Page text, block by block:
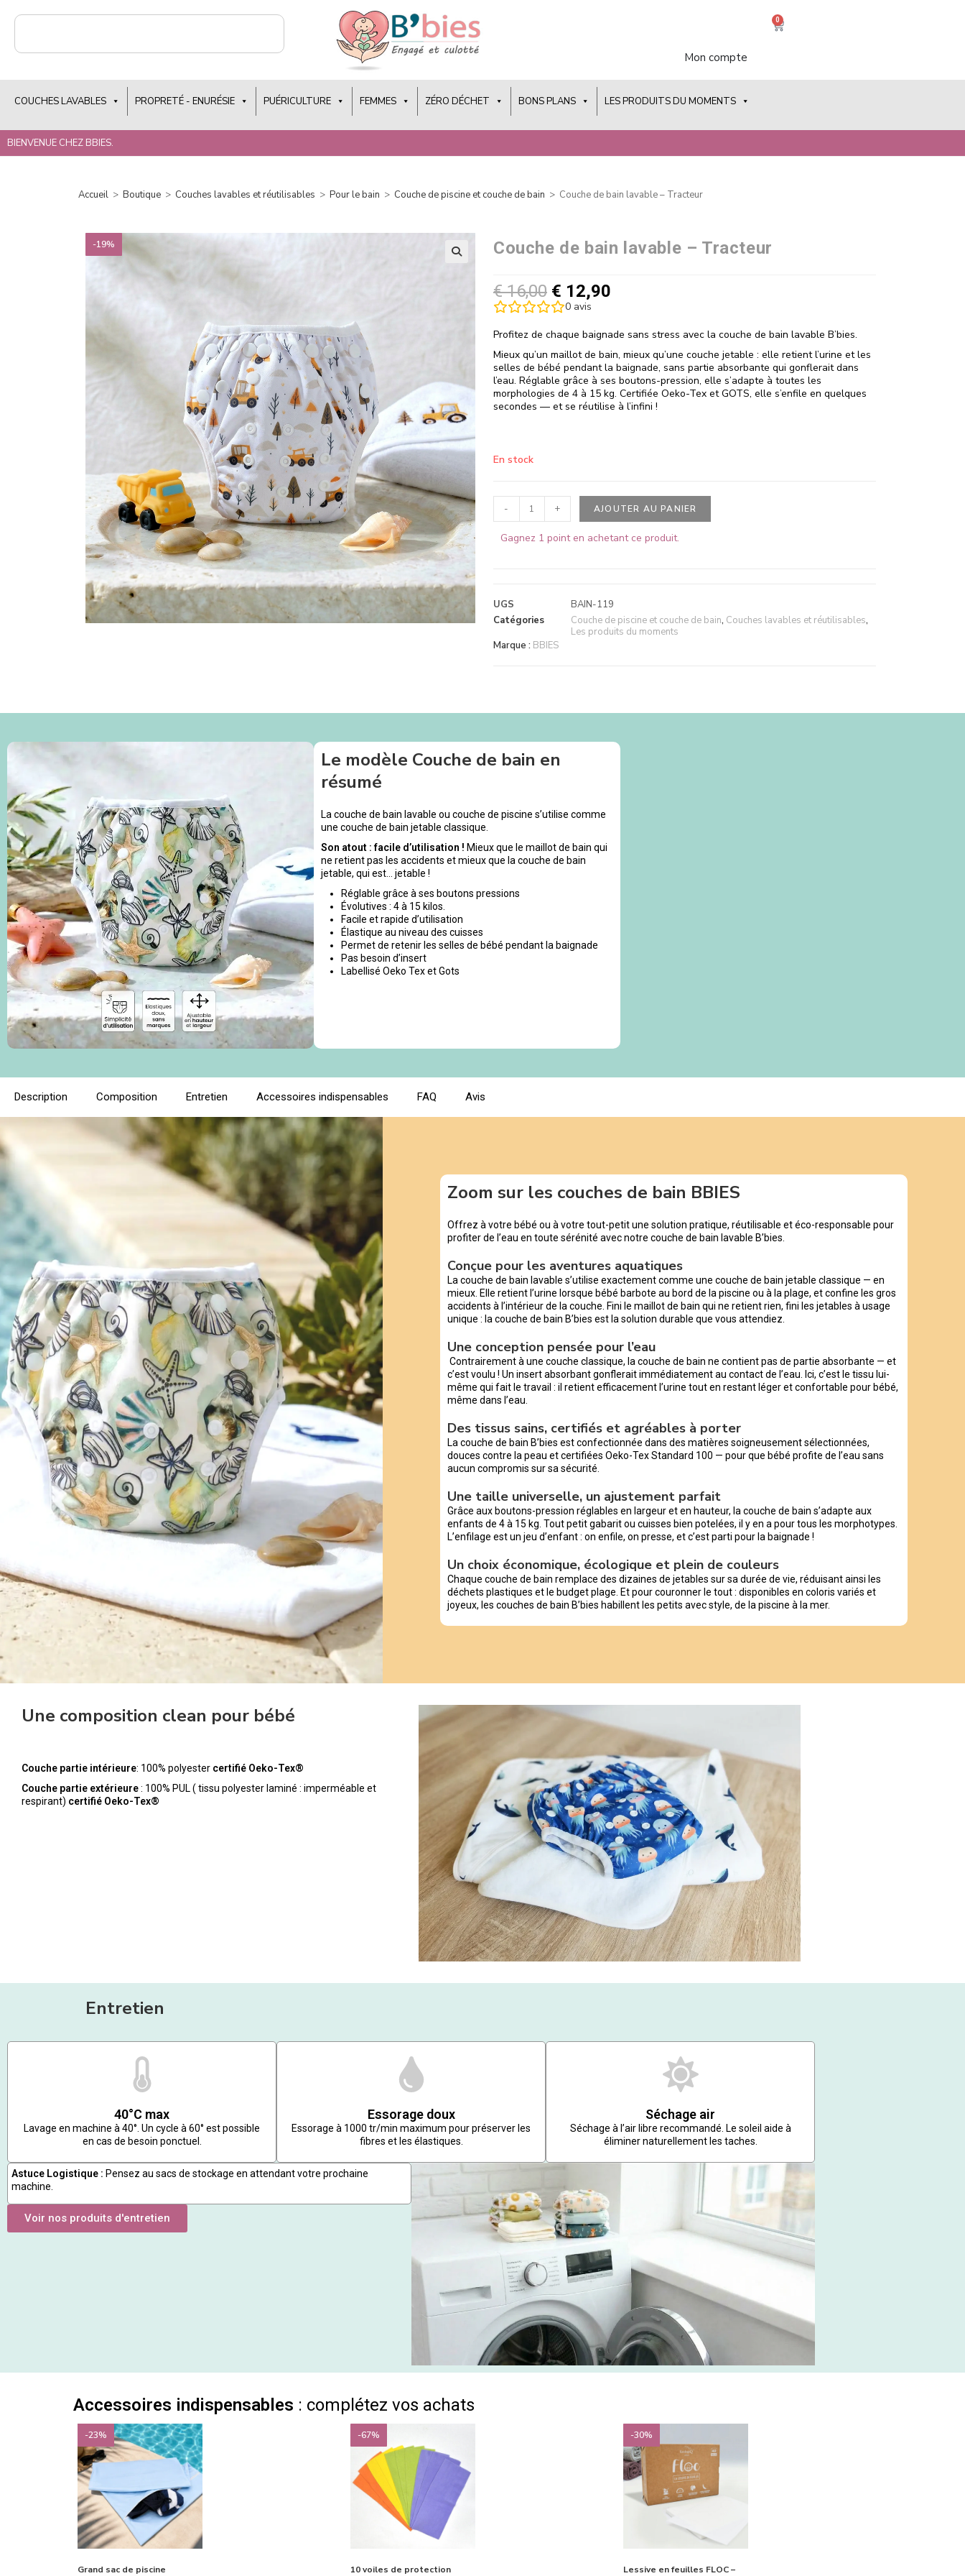
Mon compte
0
COUCHES LAVABLES PROPRETÉ - ENURÉSIE PUÉRICULTURE FEMMES ZÉRO DÉCHET BONS PLANS LES PRODUITS DU MOMENTS
BIENVENUE CHEZ BBIES.
Accueil > Boutique > Couches lavables et réutilisables > Pour le bain > Couche de piscine et couche de bain > Couche de bain lavable – Tracteur
-19% Couche de bain lavable – Tracteur
€16,00 € 12,90
0avis
Profitez de chaque baignade sans stress avec la couche de bain lavable B’bies.
Mieux qu’un maillot de bain, mieux qu’une couche jetable : elle retient l’urine et les
selles de bébé pendant la baignade, sans partie absorbante qui gonflerait dans
l’eau. Réglable grâce à ses boutons-pression, elle s’adapte à toutes les
morphologies de 4 à 15 kg. Certifiée Oeko-Tex et GOTS, elle s’enfile en quelques
secondes — et se réutilise à l’infini !
En stock
- + AJOUTER AU PANIER
Gagnez 1 point en achetant ce produit.
UGS
BAIN-119
Catégories
Couche de piscine et couche de bain, Couches lavables et réutilisables,
Les produits du moments
Marque : BBIES
Le modèle Couche de bain en
résumé
La couche de bain lavable ou couche de piscine s’utilise comme
une couche de bain jetable classique.
Son atout : facile d’utilisation ! Mieux que le maillot de bain qui
ne retient pas les accidents et mieux que la couche de bain
jetable, qui est… jetable !
Réglable grâce à ses boutons pressions
Évolutives : 4 à 15 kilos.
Facile et rapide d’utilisation
Élastique au niveau des cuisses
Permet de retenir les selles de bébé pendant la baignade
Pas besoin d’insert
Labellisé Oeko Tex et Gots
Description Composition Entretien Accessoires indispensables FAQ Avis
Zoom sur les couches de bain BBIES
Offrez à votre bébé ou à votre tout-petit une solution pratique, réutilisable et éco-responsable pour
profiter de l’eau en toute sérénité avec notre couche de bain lavable B’bies.
Conçue pour les aventures aquatiques
La couche de bain lavable s’utilise exactement comme une couche de bain jetable classique — en
mieux. Elle retient l’urine lorsque bébé barbote au bord de la piscine ou à la plage, et confine les gros
accidents à l’intérieur de la couche. Fini le maillot de bain qui ne retient rien, fini les jetables à usage
unique : la couche de bain B’bies est la solution durable que vous attendiez.
Une conception pensée pour l’eau
Contrairement à une couche classique, la couche de bain ne contient pas de partie absorbante — et
c’est voulu ! Un insert absorbant gonflerait immédiatement au contact de l’eau. Ici, c’est le tissu lui-
même qui fait le travail : il retient efficacement l’urine tout en restant léger et confortable pour bébé,
même dans l’eau.
Des tissus sains, certifiés et agréables à porter
La couche de bain B’bies est confectionnée dans des matières soigneusement sélectionnées,
douces contre la peau et certifiées Oeko-Tex Standard 100 — pour que bébé profite de l’eau sans
aucun compromis sur sa sécurité.
Une taille universelle, un ajustement parfait
Grâce aux boutons-pression réglables en largeur et en hauteur, la couche de bain s’adapte aux
enfants de 4 à 15 kg. Tout petit gabarit ou cuisses bien potelées, il y en a pour tous les morphotypes.
L’enfilage est un jeu d’enfant : on enfile, on presse, et c’est parti pour la baignade !
Un choix économique, écologique et plein de couleurs
Chaque couche de bain remplace des dizaines de jetables sur sa durée de vie, réduisant ainsi les
déchets plastiques et le budget plage. Et pour couronner le tout : disponibles en coloris variés et
joyeux, les couches de bain B’bies habillent les petits avec style, de la piscine à la mer.
Une composition clean pour bébé
Couche partie intérieure: 100% polyester certifié Oeko-Tex®
Couche partie extérieure: 100% PUL ( tissu polyester laminé : imperméable et
respirant) certifié Oeko-Tex®
Entretien
40°C max
Lavage en machine à 40°. Un cycle à 60° est possible
en cas de besoin ponctuel.
Essorage doux
Essorage à 1000 tr/min maximum pour préserver les
fibres et les élastiques.
Séchage air
Séchage à l’air libre recommandé. Le soleil aide à
éliminer naturellement les taches.
Astuce Logistique : Pensez au sacs de stockage en attendant votre prochaine
machine.
Voir nos produits d'entretien
Accessoires indispensables : complétez vos achats
-23%
Grand sac de piscine
-67%
10 voiles de protection
-30%
Lessive en feuilles FLOC –